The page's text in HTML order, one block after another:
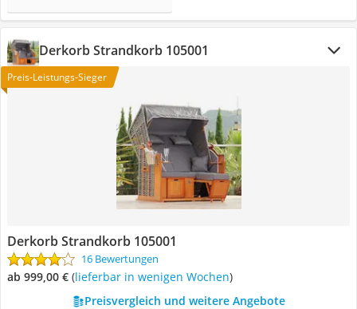
Derkorb Strandkorb 105001
Preis-Leistungs-Sieger
Derkorb Strandkorb 105001
16 Bewertungen
ab 999,00 € ( Lieferbar in wenigen Wochen)
Preisvergleich und weitere Angebote